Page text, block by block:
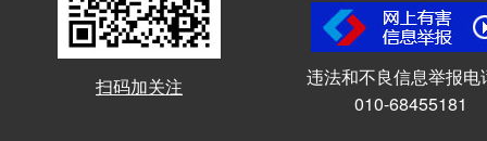
扫码加关注
违法和不良信息举报电
010-68455181